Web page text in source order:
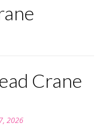
Crane
2026